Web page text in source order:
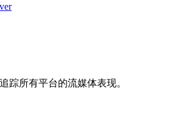
踪所有平台的流媒体表现。